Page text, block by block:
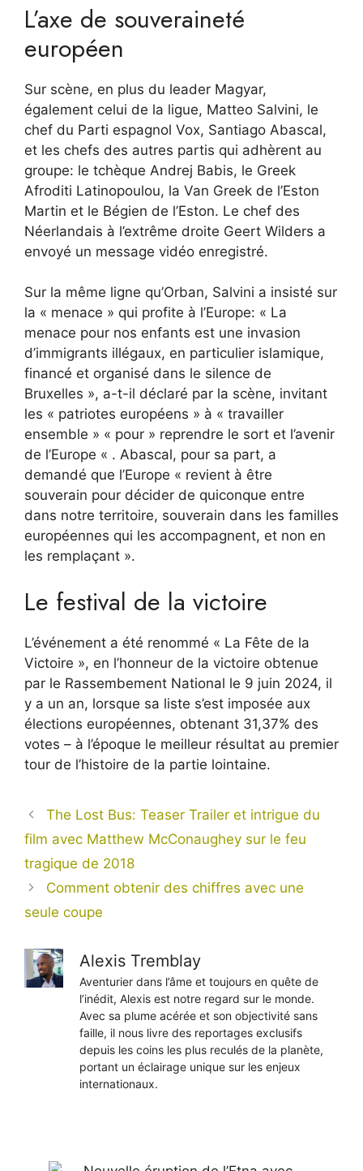
L’axe de souveraineté
européen
Sur scène, en plus du leader Magyar,
également celui de la ligue, Matteo Salvini, le
chef du Parti espagnol Vox, Santiago Abascal,
et les chefs des autres partis qui adhèrent au
groupe: le tchèque Andrej Babis, le Greek
Afroditi Latinopoulou, la Van Greek de l’Eston
Martin et le Bégien de l’Eston. Le chef des
Néerlandais à l’extrême droite Geert Wilders a
envoyé un message vidéo enregistré.
Sur la même ligne qu’Orban, Salvini a insisté sur
la « menace » qui profite à l’Europe: « La
menace pour nos enfants est une invasion
d’immigrants illégaux, en particulier islamique,
financé et organisé dans le silence de
Bruxelles », a-t-il déclaré par la scène, invitant
les « patriotes européens » à « travailler
ensemble » « pour » reprendre le sort et l’avenir
de l’Europe « . Abascal, pour sa part, a
demandé que l’Europe « revient à être
souverain pour décider de quiconque entre
dans notre territoire, souverain dans les familles
européennes qui les accompagnent, et non en
les remplaçant ».
Le festival de la victoire
L’événement a été renommé « La Fête de la
Victoire », en l’honneur de la victoire obtenue
par le Rassembement National le 9 juin 2024, il
y a un an, lorsque sa liste s’est imposée aux
élections européennes, obtenant 31,37% des
votes – à l’époque le meilleur résultat au premier
tour de l’histoire de la partie lointaine.
The Lost Bus: Teaser Trailer et intrigue du
film avec Matthew McConaughey sur le feu
tragique de 2018
Comment obtenir des chiffres avec une
seule coupe
Alexis Tremblay
Aventurier dans l’âme et toujours en quête de
l’inédit, Alexis est notre regard sur le monde.
Avec sa plume acérée et son objectivité sans
faille, il nous livre des reportages exclusifs
depuis les coins les plus reculés de la planète,
portant un éclairage unique sur les enjeux
internationaux.